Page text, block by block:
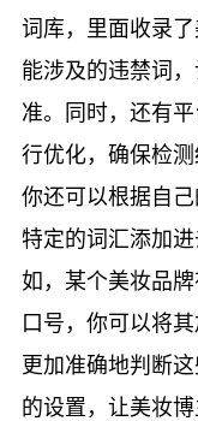
词库，里面收录
能涉及的违禁词
准。同时，还有
行优化，确保检测
你还可以根据自
特定的词汇添加
如，某个美妆品
口号，你可以将
更加准确地判断
的设置，让美妆